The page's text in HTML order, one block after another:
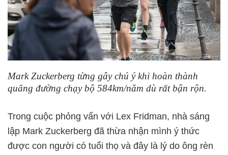
Mark Zuckerberg từng gây chú ý khi hoàn thành
quãng đường chạy bộ 584km/năm dù rất bận rộn.
Trong cuộc phỏng vấn với Lex Fridman, nhà sáng
lập Mark Zuckerberg đã thừa nhận mình ý thức
được con người có tuổi thọ và đây là lý do ông rèn